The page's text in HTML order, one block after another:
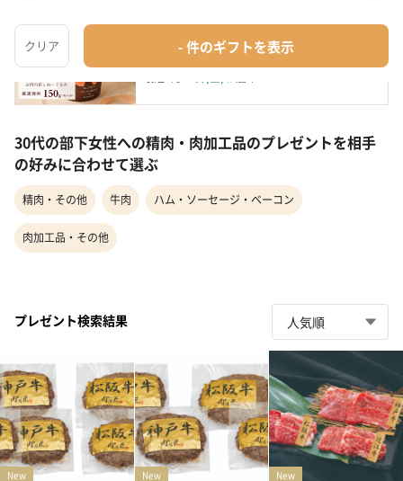
¥3,380
30代の部下女性への精肉・肉加工品のプレゼントを相手
の好みに合わせて選ぶ
精肉・その他 牛肉 ハム・ソーセージ・ベーコン
肉加工品・その他
プレゼント検索結果